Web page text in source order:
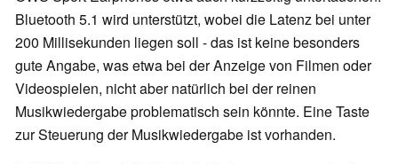
Bluetooth 5.1 wird unterstützt, wobei die Latenz bei unter
200 Millisekunden liegen soll - das ist keine besonders
gute Angabe, was etwa bei der Anzeige von Filmen oder
Videospielen, nicht aber natürlich bei der reinen
Musikwiedergabe problematisch sein könnte. Eine Taste
zur Steuerung der Musikwiedergabe ist vorhanden.